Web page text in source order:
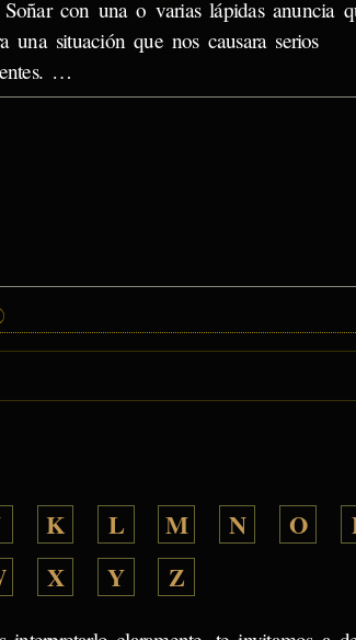
Soñar con una o varias lápidas anuncia
una situación que nos causara serios
…
K L M N O
X Y Z